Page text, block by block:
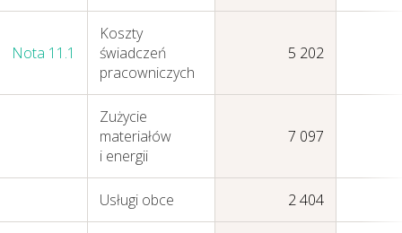
Jak tworzymy wartość
Nota 11.1
Koszty
świadczeń
pracowniczych
5 202
Zużycie
materiałów
i energii
7 097
Usługi obce 2 404